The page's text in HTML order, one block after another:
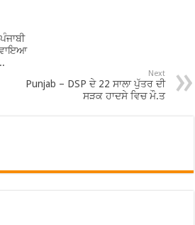
Next
Punjab – DSP ਦੇ 22 ਸਾਲਾ ਪੁੱਤਰ ਦੀ
ਸੜਕ ਹਾਦਸੇ ਵਿਚ ਮੌ.ਤ